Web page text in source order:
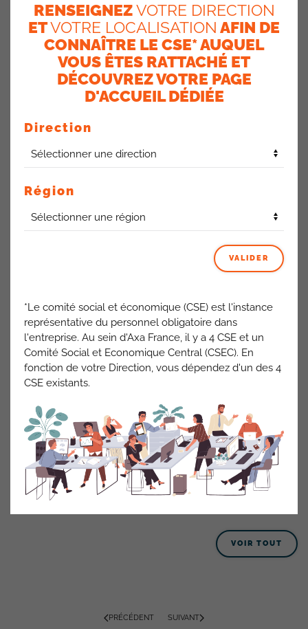
La Direction salue des résultats 2024 à date satisfaisants
avec des taux d’atteinte à fin septembre en moyenne à
104%. Tous les items enregistrent de belles formances sauf
La Cfdt demande de véritables mesures pour mettre en
réussite un maximum de ces Inspecteurs !
le nouveau périmètre
L’application d’un coefficient de 1,2 (vs 1,1) sur les AN
MRH et AUTO à effet rétroactif de septembre
MRP : le plan d’actions en place permet de dépasser
les objectifs de + 1 point. Toutefois, pour tenir compte
des problématiques de bande passante dans les
services internes, la Direction prend l’engagement
qu’aucun commercial n’enregistre un taux inférieur à
80% en fin d’année.
En complément, elle s’engage à regarder au cas par
cas, en fin d’année, les situations difficiles en PJ, Moto
et Passion
VOIR TOUT
PRÉCÉDENT SUIVANT
RENSEIGNEZVOTRE DIRECTION
ETVOTRE LOCALISATION AFIN DE
CONNAÎTRE LE CSE* AUQUEL
VOUS ÊTES RATTACHÉ ET
DÉCOUVREZ VOTRE PAGE
D'ACCUEIL DÉDIÉE
Direction
Région
VALIDER
*Le comité social et économique (CSE) est l'instance
représentative du personnel obligatoire dans
l'entreprise. Au sein d'Axa France, il y a 4 CSE et un
Comité Social et Economique Central (CSEC). En
fonction de votre Direction, vous dépendez d'un des 4
CSE existants.